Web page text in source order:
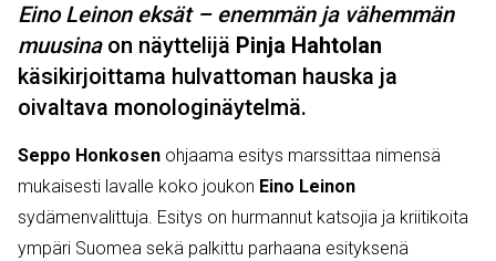
Eino Leinon eksät – enemmän ja vähemmän
muusinaon näyttelijä Pinja Hahtolan
käsikirjoittama hulvattoman hauska ja
oivaltava monologinäytelmä.
Seppo Honkosen ohjaama esitys marssittaa nimensä
mukaisesti lavalle koko joukon Eino Leinon
sydämenvalittuja. Esitys on hurmannut katsojia ja kriitikoita
ympäri Suomea sekä palkittu parhaana esityksenä